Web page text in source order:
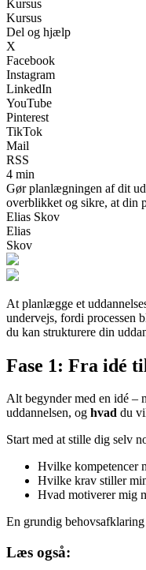
Kursus
Kursus
Del og hjælp
X
Facebook
Instagram
LinkedIn
YouTube
Pinterest
TikTok
Mail
RSS
4 min
Gør planlægningen af dit
overblikket og sikre, at din
Elias Skov
Elias
Skov
At planlægge et
undervejs, fordi processen
du kan strukturere din
Fase 1: Fra idé
Alt begynder med en idé –
uddannelsen, og hvad du
Start med at stille dig selv
Hvilke kompetencer
Hvilke krav stiller
Hvad motiverer mig
En grundig
Læs også: